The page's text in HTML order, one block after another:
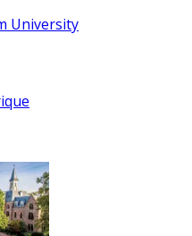
University